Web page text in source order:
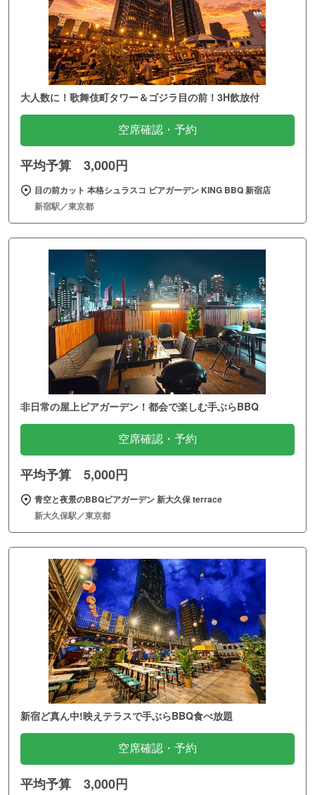
大人数に！歌舞伎町タワー＆ゴジラ目の前！3H飲放付
空席確認・予約
平均予算 3,000円
目の前カット 本格シュラスコ ビアガーデン KING BBQ 新宿店
新宿駅／東京都
非日常の屋上ビアガーデン！都会で楽しむ手ぶらBBQ
空席確認・予約
平均予算 5,000円
青空と夜景のBBQビアガーデン 新大久保 terrace
新大久保駅／東京都
新宿ど真ん中!映えテラスで手ぶらBBQ食べ放題
空席確認・予約
平均予算 3,000円